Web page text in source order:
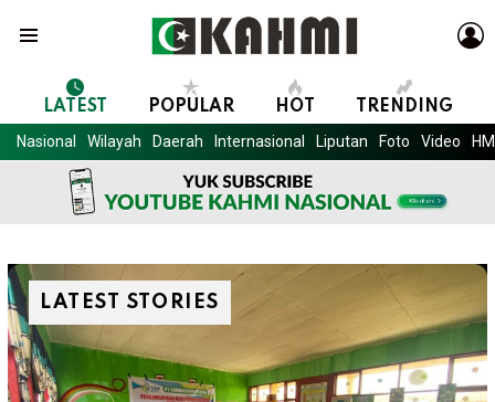
LATEST POPULAR HOT
TRENDING
Nasional
Wilayah Daerah Internasional Liputan Foto Video
LATEST STORIES